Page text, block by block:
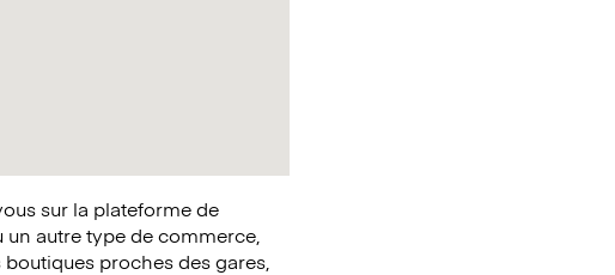
sur la plateforme de
autre type de commerce,
proches des gares,